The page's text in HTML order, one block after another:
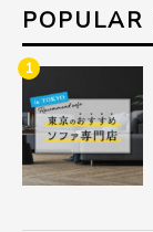
POPULAR
1